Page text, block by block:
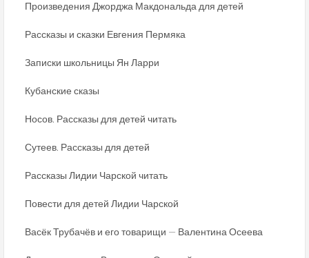
Произведения Джорджа Макдональда для детей
Рассказы и сказки Евгения Пермяка
Записки школьницы Ян Ларри
Кубанские сказы
Носов. Рассказы для детей читать
Сутеев. Рассказы для детей
Рассказы Лидии Чарской читать
Повести для детей Лидии Чарской
Васёк Трубачёв и его товарищи — Валентина Осеева